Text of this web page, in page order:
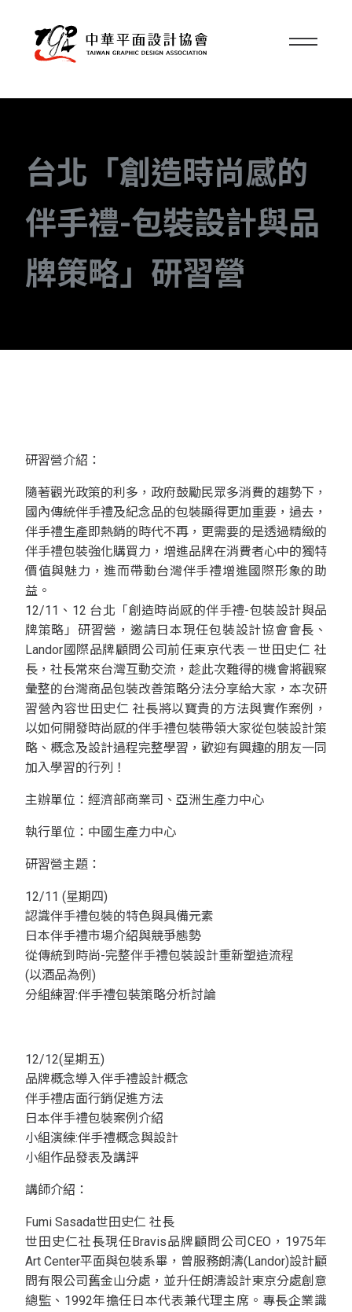
台北「創造時尚感的
伴手禮-包裝設計與品
牌策略」研習營
研習營介紹：
隨著觀光政策的利多，政府鼓勵民眾多消費的趨勢下，
國內傳統伴手禮及紀念品的包裝顯得更加重要，過去，
伴手禮生產即熱銷的時代不再，更需要的是透過精緻的
伴手禮包裝強化購買力，增進品牌在消費者心中的獨特
價值與魅力，進而帶動台灣伴手禮增進國際形象的助
益。
12/11、12 台北「創造時尚感的伴手禮-包裝設計與品
牌策略」研習營，邀請日本現任包裝設計協會會長、
Landor國際品牌顧問公司前任東京代表－世田史仁 社
長，社長常來台灣互動交流，趁此次難得的機會將觀察
彙整的台灣商品包裝改善策略分法分享給大家，本次研
習營內容世田史仁 社長將以寶貴的方法與實作案例，
以如何開發時尚感的伴手禮包裝帶領大家從包裝設計策
略、概念及設計過程完整學習，歡迎有興趣的朋友一同
加入學習的行列！
主辦單位：經濟部商業司、亞洲生產力中心
執行單位：中國生產力中心
研習營主題：
12/11 (星期四)
認識伴手禮包裝的特色與具備元素
日本伴手禮市場介紹與競爭態勢
從傳統到時尚-完整伴手禮包裝設計重新塑造流程
(以酒品為例)
分組練習:伴手禮包裝策略分析討論
12/12(星期五)
品牌概念導入伴手禮設計概念
伴手禮店面行銷促進方法
日本伴手禮包裝案例介紹
小組演練:伴手禮概念與設計
小組作品發表及講評
講師介紹：
Fumi Sasada世田史仁 社長
世田史仁社長現任Bravis品牌顧問公司CEO，1975年
Art Center平面與包裝系畢，曾服務朗濤(Landor)設計顧
問有限公司舊金山分處，並升任朗濤設計東京分處創意
總監、1992年擔任日本代表兼代理主席。專長企業識